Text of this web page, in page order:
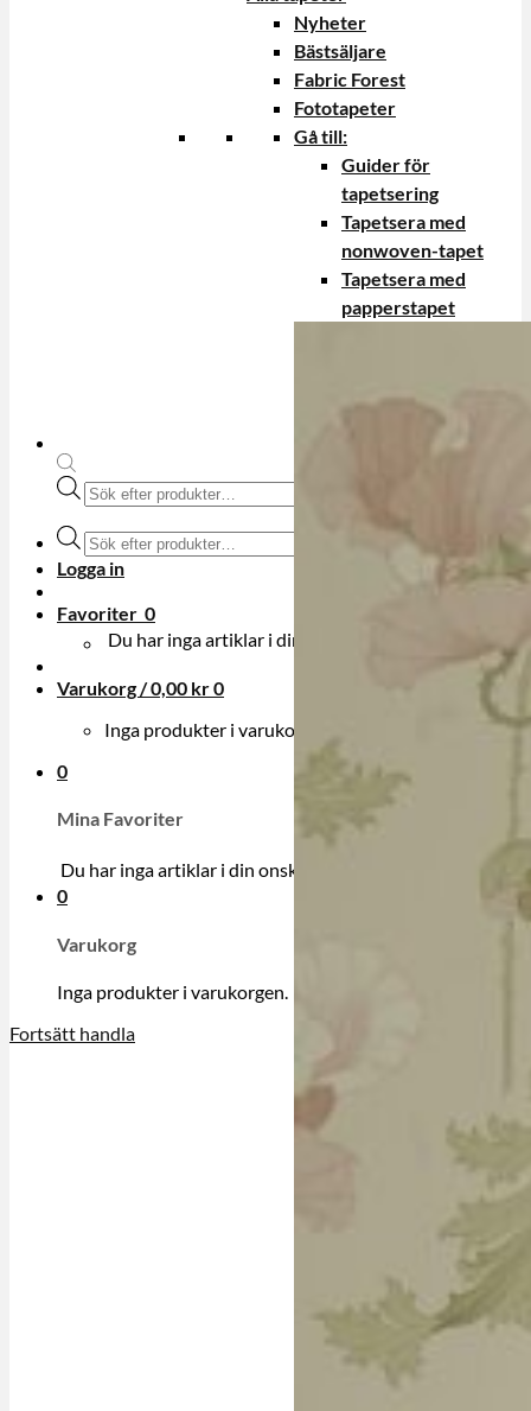
Produktsökning
Produktsökning
Logga in
Favoriter 0
Du har inga artiklar i din onskelista.
Varukorg /0,00 kr0
Inga produkter i varukorgen.
0
Mina Favoriter
Du har inga artiklar i din onskelista.
0
Varukorg
Inga produkter i varukorgen.
Fortsätt handla
Nyheter
Bästsäljare
Fabric Forest
Fototapeter
Gå till:
Guider för
tapetsering
Tapetsera med
nonwoven-tapet
Tapetsera med
papperstapet